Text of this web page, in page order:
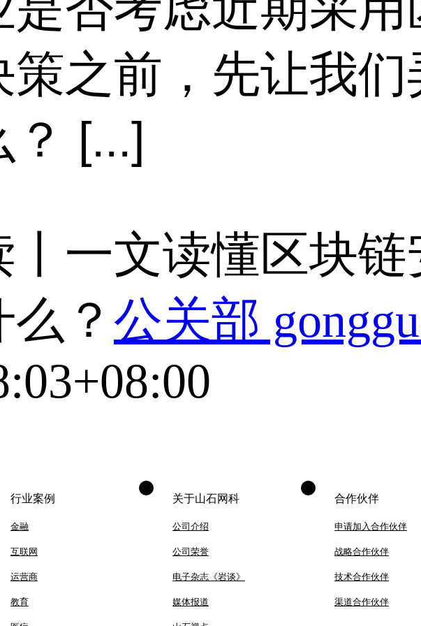
策之前，先让我
？ [...]
丨一文读懂区块
？ 公关部
行业案例
金融
互联网
运营商
教育
关于山石网科
公司介绍
公司荣誉
电子杂志《岩谈》
媒体报道
合作伙伴
申请加入合作伙伴
战略合作伙伴
技术合作伙伴
渠道合作伙伴